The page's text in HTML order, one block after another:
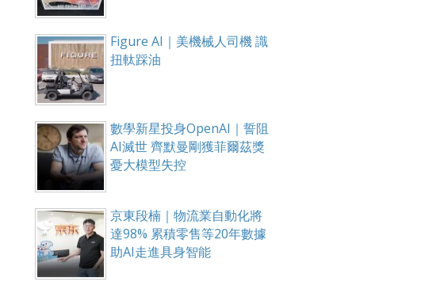
Figure AI｜美機械人司機 識
扭軚踩油
數學新星投身OpenAI｜誓阻
AI滅世 齊默曼剛獲菲爾茲獎
憂大模型失控
京東段楠｜物流業自動化將
達98% 累積零售等20年數據
助AI走進具身智能